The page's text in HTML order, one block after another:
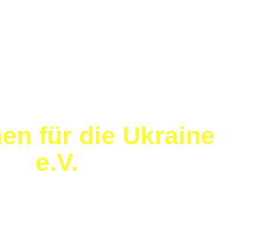
für die Ukraine
e.V.